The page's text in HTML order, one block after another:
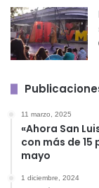
11 marzo, 2025
«Ahora San
con más de
mayo
1 diciembre, 2024